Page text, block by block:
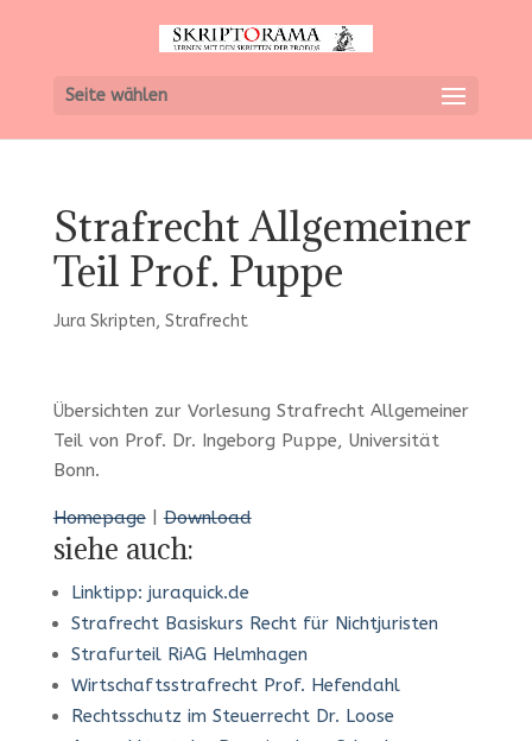
Seite wählen
Strafrecht Allgemeiner
Teil Prof. Puppe
Jura Skripten, Strafrecht
Übersichten zur Vorlesung Strafrecht Allgemeiner
Teil von Prof. Dr. Ingeborg Puppe, Universität
Bonn.
Homepage|Download
siehe auch:
Linktipp: juraquick.de
Strafrecht Basiskurs Recht für Nichtjuristen
Strafurteil RiAG Helmhagen
Wirtschaftsstrafrecht Prof. Hefendahl
Rechtsschutz im Steuerrecht Dr. Loose